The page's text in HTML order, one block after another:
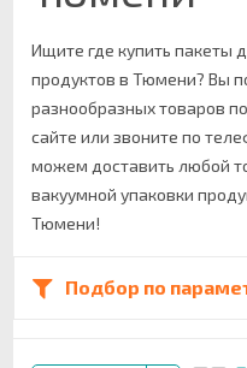
Ищите где купить пакеты
продуктов в Тюмени? Вы
разнообразных товаров
сайте или звоните по
можем доставить любой
вакуумной упаковки
Тюмени!
Подбор по